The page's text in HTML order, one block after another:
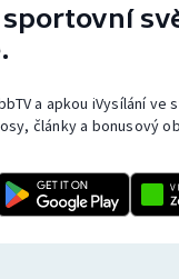
a apkou iVysílání
články a bonusový